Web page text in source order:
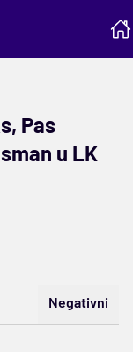
Pas
u LK
Negativni